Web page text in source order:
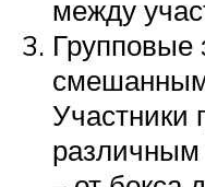
между
Групповые
Участники
различным